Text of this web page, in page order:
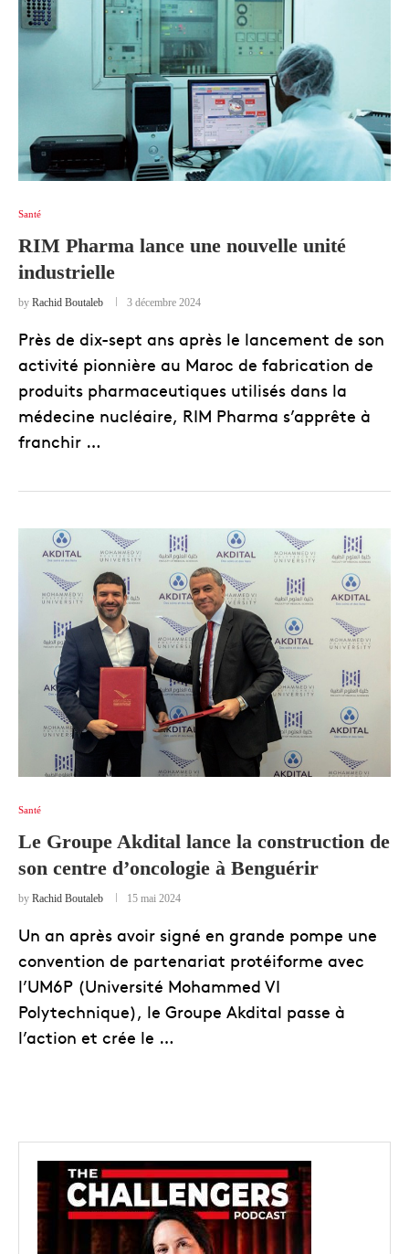
Santé
RIM Pharma lance une nouvelle unité
industrielle
by Rachid Boutaleb 3 décembre 2024
Près de dix-sept ans après le lancement de son
activité pionnière au Maroc de fabrication de
produits pharmaceutiques utilisés dans la
médecine nucléaire, RIM Pharma s’apprête à
franchir …
Santé
Le Groupe Akdital lance la construction de
son centre d’oncologie à Benguérir
by Rachid Boutaleb 15 mai 2024
Un an après avoir signé en grande pompe une
convention de partenariat protéiforme avec
l’UM6P (Université Mohammed VI
Polytechnique), le Groupe Akdital passe à
l’action et crée le …